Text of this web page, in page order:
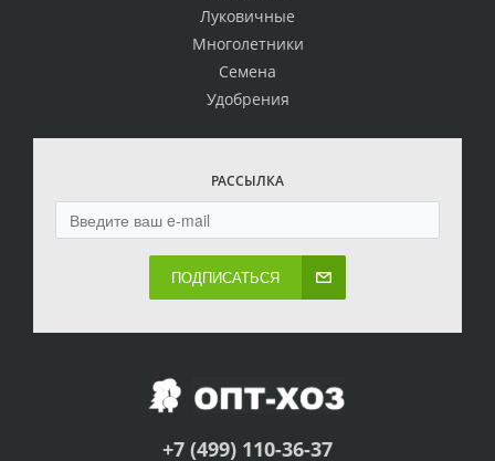
Луковичные
Многолетники
Семена
Удобрения
РАССЫЛКА
ПОДПИСАТЬСЯ
+7 (499) 110-36-37